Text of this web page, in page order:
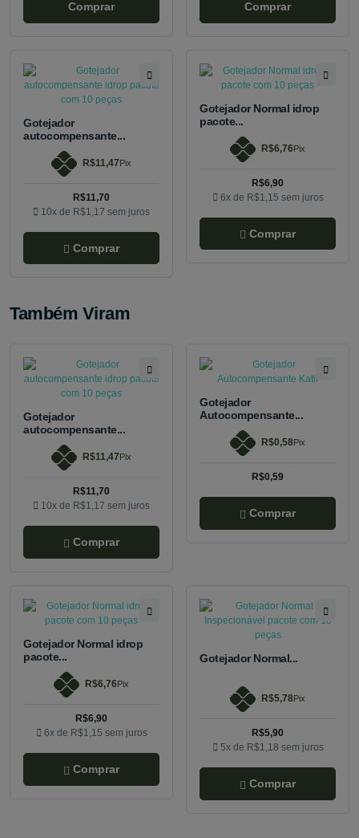
Comprar Comprar
Gotejador
autocompensante...
R$11,47Pix
R$11,70
10x de R$1,17 sem juros
Comprar
Gotejador Normal idrop
pacote...
R$6,76Pix
R$6,90
6x de R$1,15 sem juros
Comprar
Também Viram
Gotejador
autocompensante...
R$11,47 Pix
R$11,70
10x de R$1,17 sem juros
Comprar
Gotejador
Autocompensante...
R$0,58Pix
R$0,59
Comprar
Gotejador Normal idrop
pacote...
R$6,76Pix
R$6,90
6x de R$1,15 sem juros
Comprar
Gotejador Normal...
R$5,78Pix
R$5,90
5x de R$1,18 sem juros
Comprar